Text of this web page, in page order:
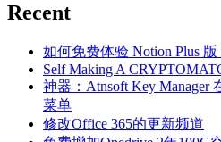
Recent
如何免费体验 Notion Plus
Self Making A
神器：Atnsoft Key Manager
菜单
修改Office 365的更新频道